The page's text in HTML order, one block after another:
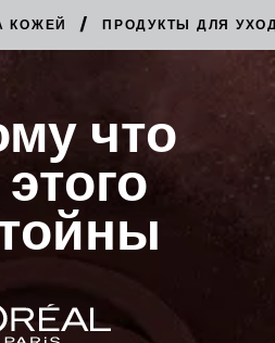
КОЖЕЙ / ПРОДУКТЫ ДЛЯ
что